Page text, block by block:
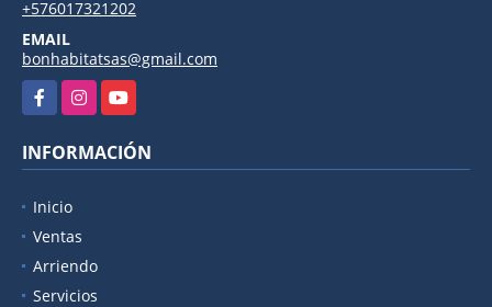
+576017321202
EMAIL
bonhabitatsas@gmail.com
FacebookInstagramYouTube
INFORMACIÓN
Inicio
Ventas
Arriendo
Servicios